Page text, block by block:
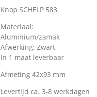
Knop SCHELP 583
Materiaal:
Aluminium/zamak
Afwerking: Zwart
In 1 maat leverbaar
Afmeting 42x93 mm
Levertijd ca. 3-8 werkdagen